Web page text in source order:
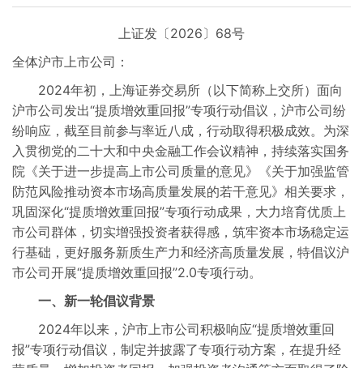
上证发〔2026〕68号
全体沪市上市公司：
2024年初，上海证券交易所（以下简称上交所）面向
沪市公司发出“提质增效重回报”专项行动倡议，沪市公司纷
纷响应，截至目前参与率近八成，行动取得积极成效。为深
入贯彻党的二十大和中央金融工作会议精神，持续落实国务
院《关于进一步提高上市公司质量的意见》《关于加强监管
防范风险推动资本市场高质量发展的若干意见》相关要求，
巩固深化“提质增效重回报”专项行动成果，大力培育优质上
市公司群体，切实增强投资者获得感，筑牢资本市场稳定运
行基础，更好服务新质生产力和经济高质量发展，特倡议沪
市公司开展“提质增效重回报”2.0专项行动。
一、新一轮倡议背景
2024年以来，沪市上市公司积极响应“提质增效重回
报”专项行动倡议，制定并披露了专项行动方案，在提升经